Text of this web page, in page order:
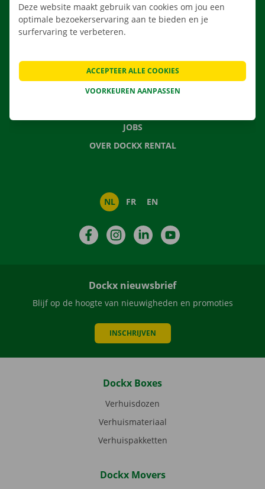
VEELGESTELDE VRAGEN
NIEUWS
JOBS
OVER DOCKX RENTAL
NL FR EN
FacebookInstagramLinkedIn
Dockx nieuwsbrief
Blijf op de hoogte van nieuwigheden en promoties
INSCHRIJVEN
Dockx Boxes
Verhuisdozen
Verhuismateriaal
Verhuispakketten
Dockx Movers
Deze website maakt gebruik van cookies om jou een
optimale bezoekerservaring aan te bieden en je
surfervaring te verbeteren.
VOORKEUREN AANPASSEN
ACCEPTEER ALLE COOKIES